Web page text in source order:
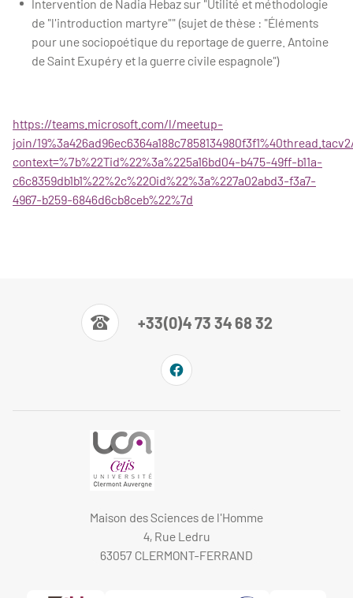
Intervention de Nadia Hebaz sur "Utilité et méthodologie
de "l'introduction martyre"" (sujet de thèse : "Éléments
pour une sociopoétique du reportage de guerre. Antoine
de Saint Exupéry et la guerre civile espagnole")
https://teams.microsoft.com/l/meetup-
join/
context=%7b%22Tid%22%3a%225a16bd04-b475-49ff-b11a-
c6c8359db1b1%22%2c%22Oid%22%3a%227a02abd3-f3a7-
4967-b259-6846d6cb8ceb%22%7d
+33(0)4 73 34 68 32
Maison des Sciences de l'Homme
4, Rue Ledru
63057 CLERMONT-FERRAND